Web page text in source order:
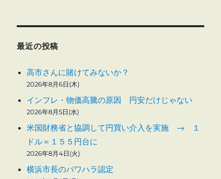
最近の投稿
高市さんに賭けてみないか？
2026年8月6日(木)
インフレ・物価高騰の原因 円安だけじゃない
2026年8月5日(水)
米国財務省と協調して円買い介入を実施 → １
ドル＝１５５円台に
2026年8月4日(火)
横浜市長のパワハラ認定